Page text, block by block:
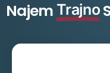
Najem Trajno